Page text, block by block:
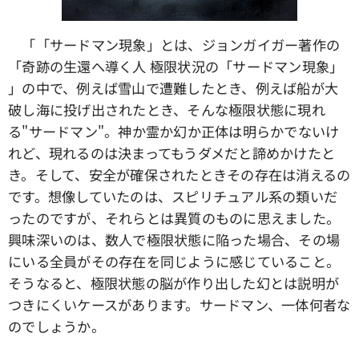
「「サードマン現象」とは、ジョンガイガー著作の
「奇跡の生還へ導く人 極限状況の「サードマン現象」
」の中で、例えば雪山で遭難したとき、例えば船が大
破し海に投げ出されたとき、そんな極限状態に現れ
る"サードマン"。神か霊か幻か正体は明らかでないけ
れど、現れるのは決まってもうダメだと諦めかけたと
き。そして、安全が確保されたときその存在は消えるの
です。想像していたのは、スピリチュアル系の類いだ
ったのですが、それらとは異質のものに思えました。
興味深いのは、数人で極限状態に陥った場合、その場
にいる全員がその存在を同じように感じていること。
そうなると、極限状態の脳が作り出した幻とは説明が
つきにくいケースがあります。サードマン、一体何者な
のでしょうか。